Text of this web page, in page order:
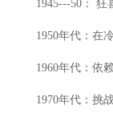
1945---50： 狂
1950年代：在
1960年代：依
1970年代：挑